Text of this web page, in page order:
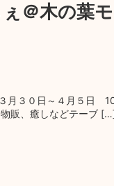
＠木の葉モ
月３０日～４月５日
販、癒しなどテーブ